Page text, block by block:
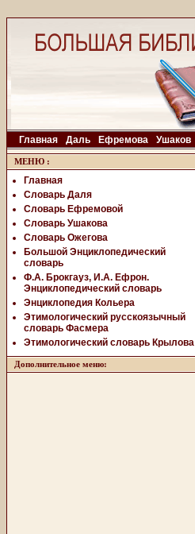
Главная Даль Ефремова Ушаков
МЕНЮ :
Главная
Словарь Даля
Словарь Ефремовой
Словарь Ушакова
Словарь Ожегова
Большой Энциклопедический
словарь
Ф.А. Брокгауз, И.А. Ефрон.
Энциклопедический словарь
Энциклопедия Кольера
Этимологический русскоязычный
словарь Фасмера
Этимологический словарь Крылова
Дополнительное меню: